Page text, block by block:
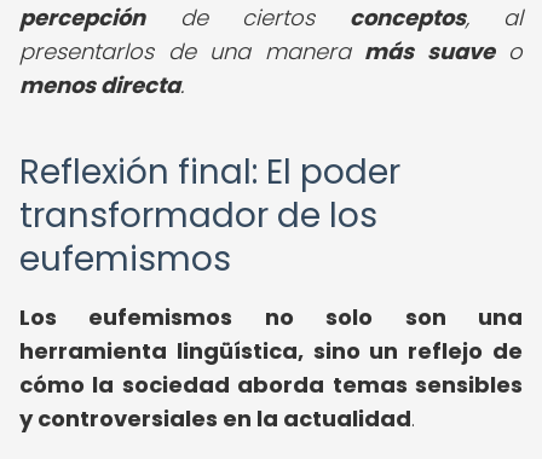
percepciónde ciertos conceptos, al
presentarlos de una manera más suaveo
menos directa.
Reflexión final: El poder
transformador de los
eufemismos
Los eufemismos no solo son una
herramienta lingüística, sino un reflejo de
cómo la sociedad aborda temas sensibles
y controversiales en la actualidad.